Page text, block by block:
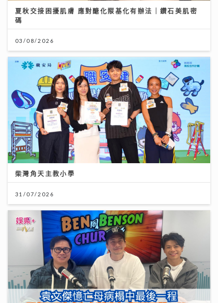
夏秋交接困擾肌膚 應對醣化羰基化有辦法｜鑽石美肌密
碼
03/08/2026
柴灣角天主教小學
31/07/2026